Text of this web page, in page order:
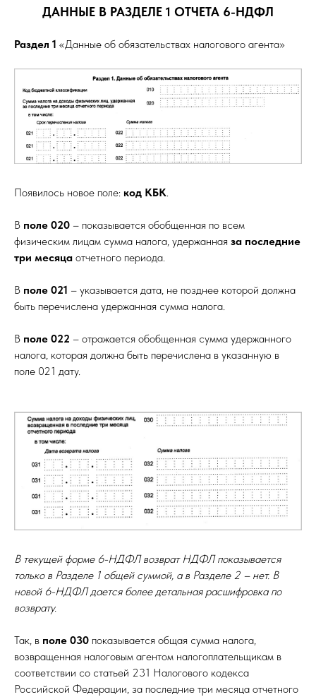
ДАННЫЕ В РАЗДЕЛЕ 1 ОТЧЕТА 6-НДФЛ
Раздел 1 «Данные об обязательствах налогового агента»
Появилось новое поле: код КБК.
В поле 020 – показывается обобщенная по всем
физическим лицам сумма налога, удержанная за последние
три месяца отчетного периода.
В поле 021 – указывается дата, не позднее которой должна
быть перечислена удержанная сумма налога.
В поле 022 – отражается обобщенная сумма удержанного
налога, которая должна быть перечислена в указанную в
поле 021 дату.
В текущей форме 6-НДФЛ возврат НДФЛ показывается
только в Разделе 1 общей суммой, а в Разделе 2 – нет. В
новой 6-НДФЛ дается более детальная расшифровка по
возврату.
Так, в поле 030 показывается общая сумма налога,
возвращенная налоговым агентом налогоплательщикам в
соответствии со статьей 231 Налогового кодекса
Российской Федерации, за последние три месяца отчетного